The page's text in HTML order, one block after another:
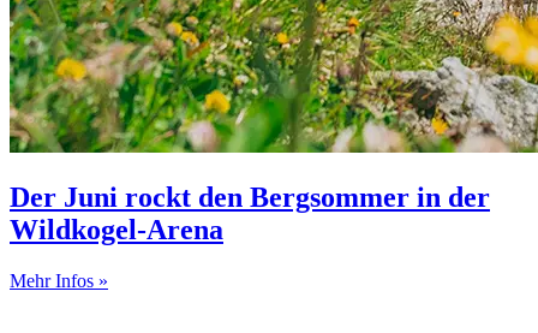
Der Juni rockt den Bergsommer in der
Wildkogel-Arena
Mehr Infos »